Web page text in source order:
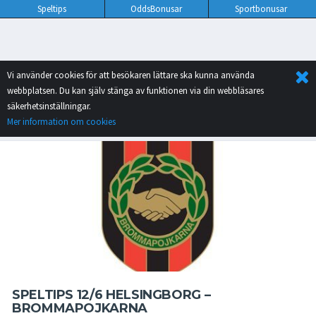
Speltips OddsBonusar Sportbonusar
Vi använder cookies för att besökaren lättare ska kunna använda
webbplatsen. Du kan själv stänga av funktionen via din webbläsares
säkerhetsinställningar.
Mer information om cookies
SPELTIPS 12/6 HELSINGBORG –
BROMMAPOJKARNA